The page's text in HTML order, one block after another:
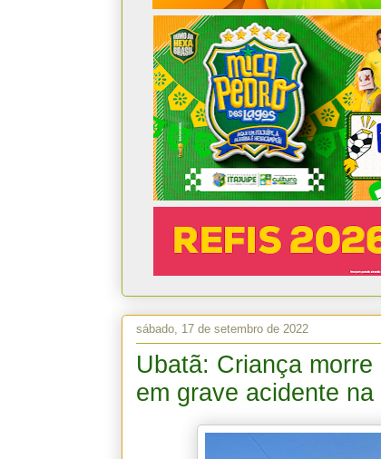
sábado, 17 de setembro de 2022
Ubatã: Criança
em grave acidente na